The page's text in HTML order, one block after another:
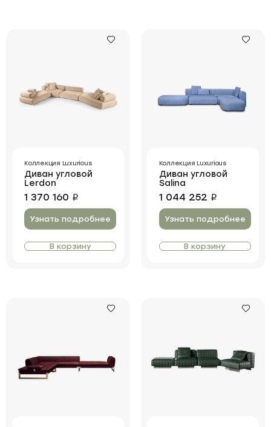
Диван угловой
Lerdon
Коллекция Luxurious
1 370 160 i
Узнать подробнее
В корзину
Диван угловой
Salina
Коллекция Luxurious
1 044 252 i
Узнать подробнее
В корзину